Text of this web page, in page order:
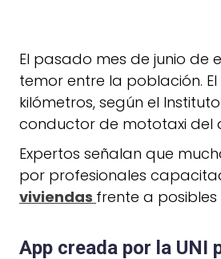
El pasado mes de junio de
temor entre la población.
kilómetros, según el
conductor de mototaxi del
Expertos señalan que
por profesionales
viviendas frente a
App creada por la UNI